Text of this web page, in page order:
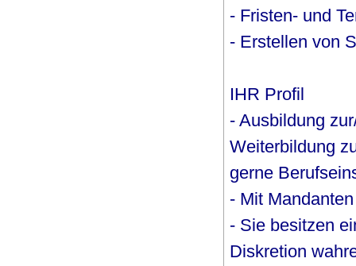
- Fristen- und
- Erstellen von
IHR Profil
- Ausbildung
Weiterbildung
gerne
- Mit
- Sie besitzen
Diskretion